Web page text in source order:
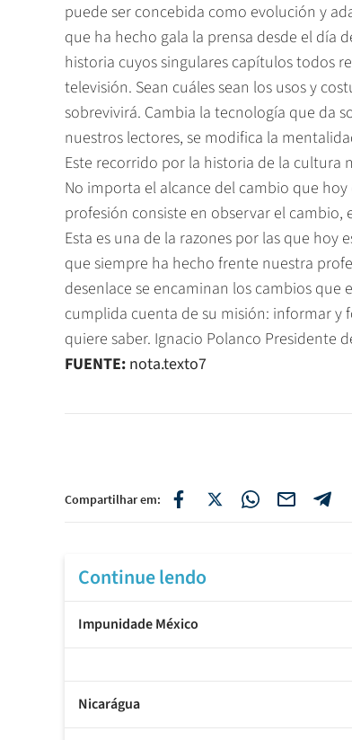
puede ser concebida como evolución y
que ha hecho gala la prensa desde el día
historia cuyos singulares capítulos todos
televisión. Sean cuáles sean los usos y
sobrevivirá. Cambia la tecnología que da
nuestros lectores, se modifica la
Este recorrido por la historia de la
No importa el alcance del cambio que
profesión consiste en observar el
Esta es una de la razones por las que
que siempre ha hecho frente nuestra
desenlace se encaminan los cambios que
cumplida cuenta de su misión: informar
quiere saber. Ignacio Polanco Presidente
FUENTE: nota.texto7
Compartilhar em:
Continue lendo
Impunidade México
Nicarágua